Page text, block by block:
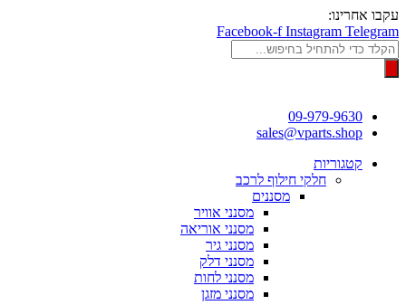
דלג
לתוכן
עקבו אחרינו:
Facebook-f Instagram Telegram
Products
search
09-979-9630
sales@vparts.shop
קטגוריות
חלקי חילוף לרכב
מסננים
מסנני אוויר
מסנני אוריאה
מסנני גיר
מסנני דלק
מסנני לחות
מסנני מזגן